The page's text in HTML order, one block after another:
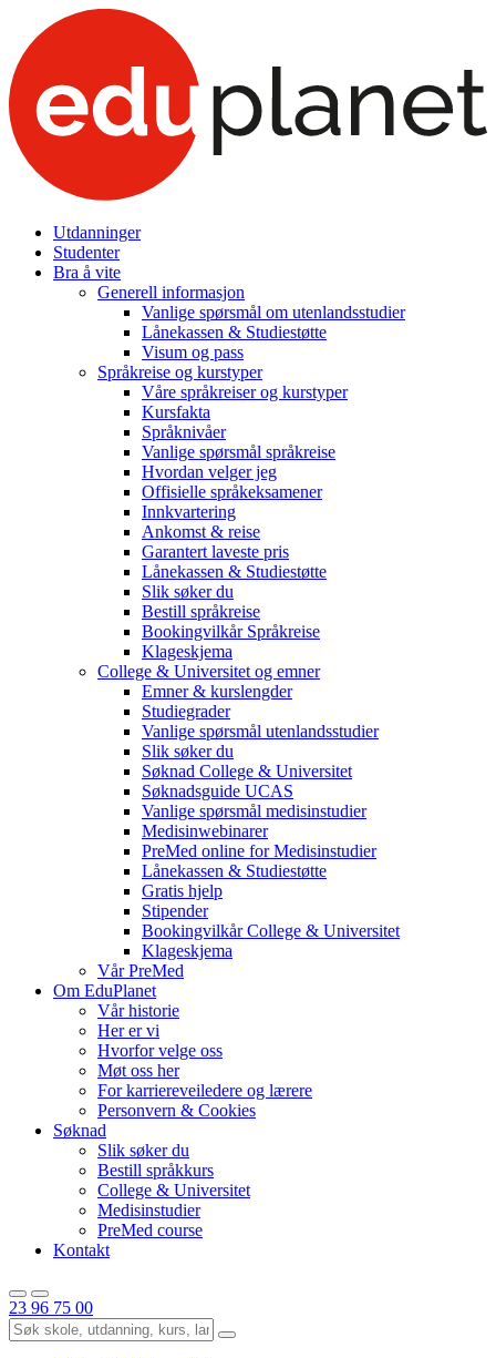
Utdanninger
Studenter
Bra å vite
Generell informasjon
Vanlige spørsmål om utenlandsstudier
Lånekassen & Studiestøtte
Visum og pass
Språkreise og kurstyper
Våre språkreiser og kurstyper
Kursfakta
Språknivåer
Vanlige spørsmål språkreise
Hvordan velger jeg
Offisielle språkeksamener
Innkvartering
Ankomst & reise
Garantert laveste pris
Lånekassen & Studiestøtte
Slik søker du
Bestill språkreise
Bookingvilkår Språkreise
Klageskjema
College & Universitet og emner
Emner & kurslengder
Studiegrader
Vanlige spørsmål utenlandsstudier
Slik søker du
Søknad College & Universitet
Søknadsguide UCAS
Vanlige spørsmål medisinstudier
Medisinwebinarer
PreMed online for Medisinstudier
Lånekassen & Studiestøtte
Gratis hjelp
Stipender
Bookingvilkår College & Universitet
Klageskjema
Vår PreMed
Om EduPlanet
Vår historie
Her er vi
Hvorfor velge oss
Møt oss her
For karriereveiledere og lærere
Personvern & Cookies
Søknad
Slik søker du
Bestill språkkurs
College & Universitet
Medisinstudier
PreMed course
Kontakt
23 96 75 00